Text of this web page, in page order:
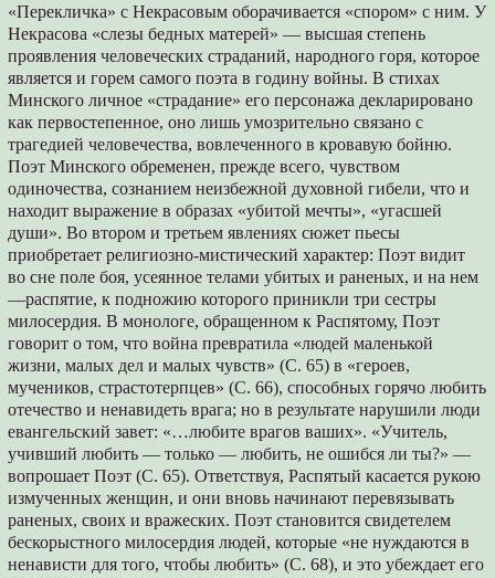
«Перекличка» с Некрасовым оборачивается «спором» с ним. У
Некрасова «слезы бедных матерей» — высшая степень
проявления человеческих страданий, народного горя, которое
является и горем самого поэта в годину войны. В стихах
Минского личное «страдание» его персонажа декларировано
как первостепенное, оно лишь умозрительно связано с
трагедией человечества, вовлеченного в кровавую бойню.
Поэт Минского обременен, прежде всего, чувством
одиночества, сознанием неизбежной духовной гибели, что и
находит выражение в образах «убитой мечты», «угасшей
души». Во втором и третьем явлениях сюжет пьесы
приобретает религиозно-мистический характер: Поэт видит
во сне поле боя, усеянное телами убитых и раненых, и на нем
—распятие, к подножию которого приникли три сестры
милосердия. В монологе, обращенном к Распятому, Поэт
говорит о том, что война превратила «людей маленькой
жизни, малых дел и малых чувств» (С. 65) в «героев,
мучеников, страстотерпцев» (С. 66), способных горячо любить
отечество и ненавидеть врага; но в результате нарушили люди
евангельский завет: «…любите врагов ваших». «Учитель,
учивший любить — только — любить, не ошибся ли ты?» —
вопрошает Поэт (С. 65). Ответствуя, Распятый касается рукою
измученных женщин, и они вновь начинают перевязывать
раненых, своих и вражеских. Поэт становится свидетелем
бескорыстного милосердия людей, которые «не нуждаются в
ненависти для того, чтобы любить» (С. 68), и это убеждает его